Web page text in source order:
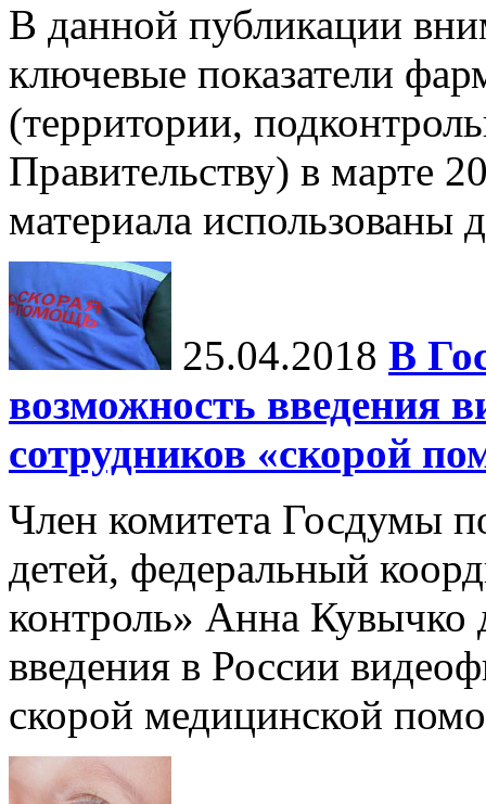
В данной публикации
ключевые показатели
(территории,
Правительству) в марте
материала использованы
25.04.2018 В
возможность введения
сотрудников «скорой
Член комитета Госдумы
детей, федеральный
контроль» Анна Кувычко
введения в России
скорой медицинской